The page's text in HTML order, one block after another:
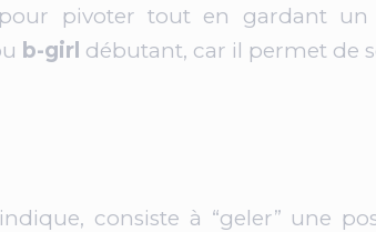
pivoter tout en gardant un
b-girl débutant, car il permet de
consiste à “geler” une